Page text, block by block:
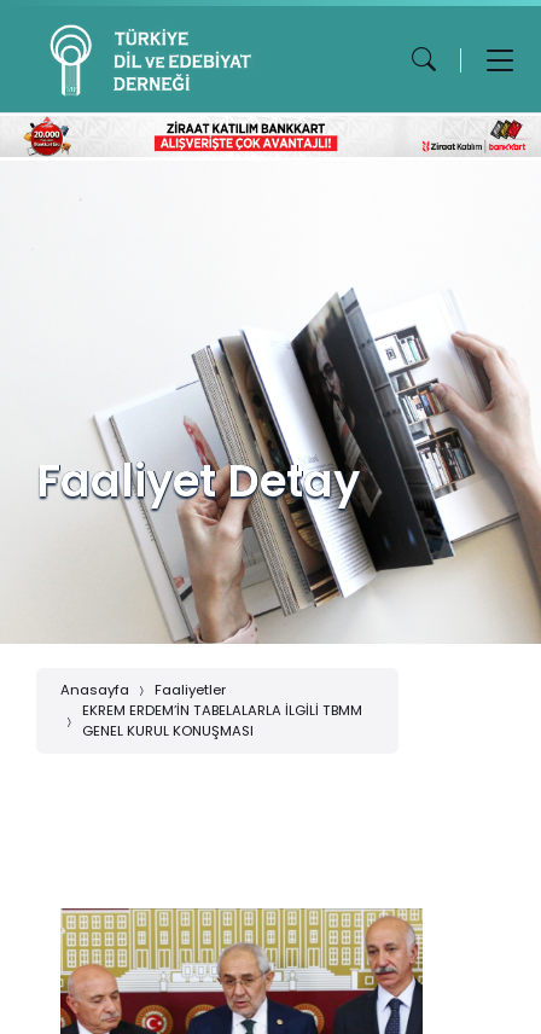
Faaliyet Detay
Anasayfa
Faaliyetler
EKREM ERDEM’İN TABELALARLA İLGİLİ TBMM
GENEL KURUL KONUŞMASI